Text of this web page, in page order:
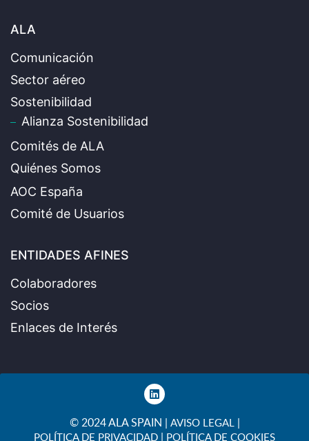
ALA
Comunicación
Sector aéreo
Sostenibilidad
Alianza Sostenibilidad
Comités de ALA
Quiénes Somos
AOC España
Comité de Usuarios
ENTIDADES AFINES
Colaboradores
Socios
Enlaces de Interés
© 2024 ALA SPAIN | AVISO LEGAL |
POLÍTICA DE PRIVACIDAD | POLÍTICA DE COOKIES